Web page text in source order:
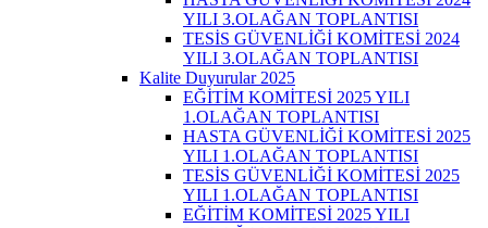
YILI 3.OLAĞAN TOPLANTISI
TESİS GÜVENLİĞİ KOMİTESİ 2024
YILI 3.OLAĞAN TOPLANTISI
Kalite Duyurular 2025
EĞİTİM KOMİTESİ 2025 YILI
1.OLAĞAN TOPLANTISI
HASTA GÜVENLİĞİ KOMİTESİ 2025
YILI 1.OLAĞAN TOPLANTISI
TESİS GÜVENLİĞİ KOMİTESİ 2025
YILI 1.OLAĞAN TOPLANTISI
EĞİTİM KOMİTESİ 2025 YILI